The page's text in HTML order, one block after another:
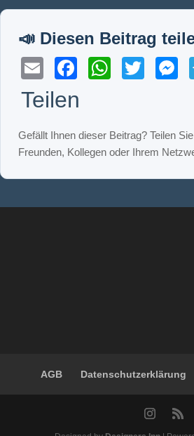
EmailFacebook
Teilen
AGB Datenschutzerklärung